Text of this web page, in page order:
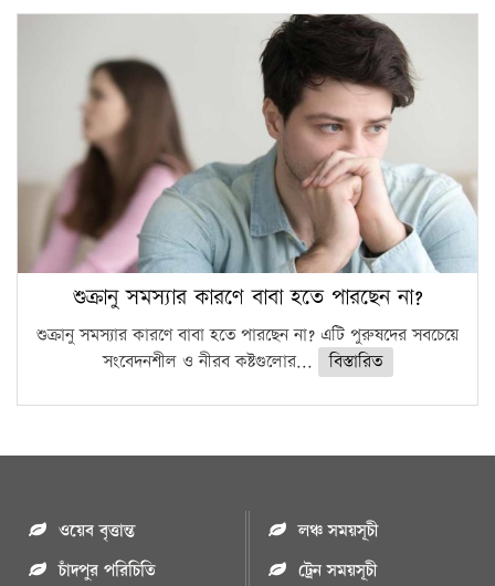
শুক্রানু সমস্যার কারণে বাবা হতে পারছেন না?
শুক্রানু সমস্যার কারণে বাবা হতে পারছেন না? এটি পুরুষদের সবচেয়ে
সংবেদনশীল ও নীরব কষ্টগুলোর...
বিস্তারিত
ওয়েব বৃত্তান্ত
চাঁদপুর পরিচিতি
লঞ্চ সময়সূচী
ট্রেন সময়সূচী